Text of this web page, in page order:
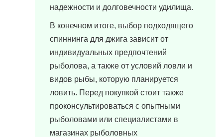
надежности и долговечности удилища.
В конечном итоге, выбор подходящего
спиннинга для джига зависит от
индивидуальных предпочтений
рыболова, а также от условий ловли и
видов рыбы, которую планируется
ловить. Перед покупкой стоит также
проконсультироваться с опытными
рыболовами или специалистами в
магазинах рыболовных